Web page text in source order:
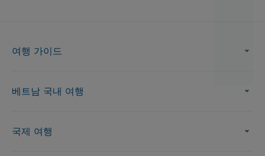
여행 가이드
베트남 국내 여행
국제 여행